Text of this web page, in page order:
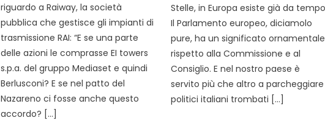
riguardo a Raiway, la società
pubblica che gestisce gli impianti di
trasmissione RAI: “E se una parte
delle azioni le comprasse EI towers
s.p.a. del gruppo Mediaset e quindi
Berlusconi? E se nel patto del
Nazareno ci fosse anche questo
accordo? […]
Stelle, in Europa esiste già da
Il Parlamento europeo, diciamolo
pure, ha un significato ornamentale
rispetto alla Commissione e al
Consiglio. E nel nostro paese è
servito più che altro a parcheggiare
politici italiani trombati […]